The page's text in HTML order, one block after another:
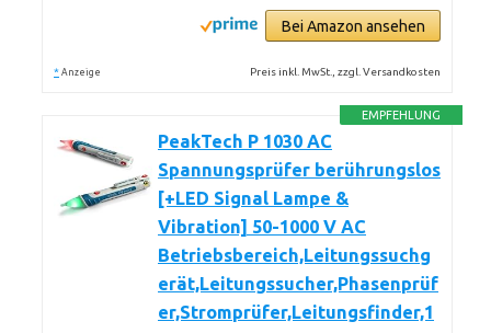
Bei Amazon ansehen
* Anzeige Preis inkl. MwSt., zzgl. Versandkosten
EMPFEHLUNG
PeakTech P 1030 AC
Spannungsprüfer berührungslos
[+LED Signal Lampe &
Vibration] 50-1000 V AC
Betriebsbereich,Leitungssuchg
erät,Leitungssucher,Phasenprüf
er,Stromprüfer,Leitungsfinder,1